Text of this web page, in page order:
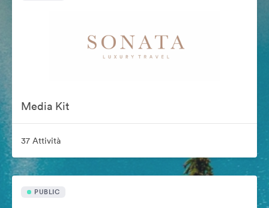
Media Kit
37 Attività
PUBLIC